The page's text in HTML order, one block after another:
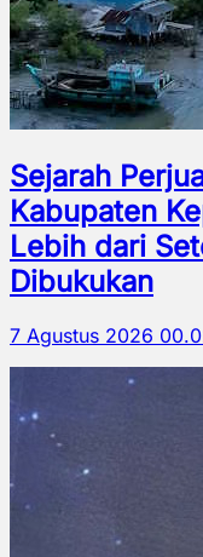
Sejarah
Kabupaten
Lebih dari
Dibukukan
7 Agustus 2026